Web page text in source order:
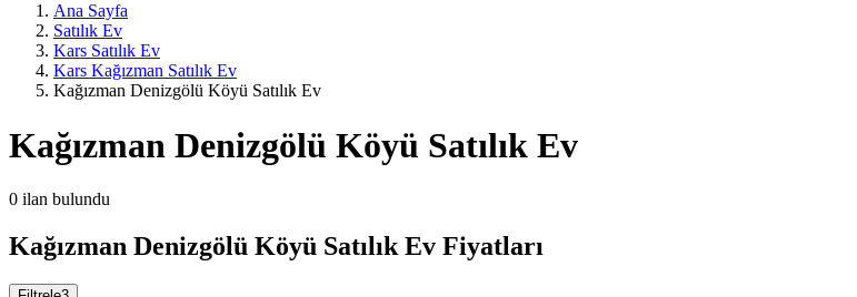
Ana Sayfa
Satılık Ev
Kars Satılık Ev
Kars Kağızman Satılık Ev
Kağızman Denizgölü Köyü Satılık Ev
Kağızman Denizgölü Köyü Satılık Ev
0 ilan bulundu
Kağızman Denizgölü Köyü Satılık Ev Fiyatları